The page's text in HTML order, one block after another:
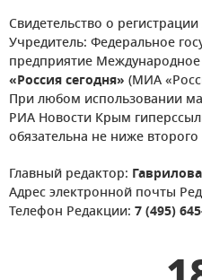
Свидетельство о
Учредитель: Федеральное
предприятие
«Россия сегодня» (МИА
При любом использовании
РИА Новости Крым
обязательна не ниже второго
Главный редактор:
Адрес электронной почты
Телефон Редакции: 7 (495)